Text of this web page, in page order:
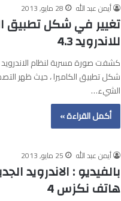
أيمن عبد الله 28 مايو, 2013
تغيير في شكل تطبيق
للاندرويد 4.3
شكل تطبيق الكاميرا ، حيث ظهر
الشيء…
أكمل القراءة »
أيمن عبد الله 25 مايو, 2013
هاتف نكزس 4